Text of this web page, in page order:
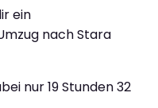
ein
nach Stara
nur 19 Stunden 32